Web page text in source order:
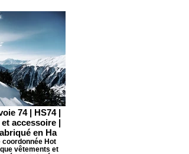
74 | HS74 |
accessoire |
en Ha
Hot
vêtements et